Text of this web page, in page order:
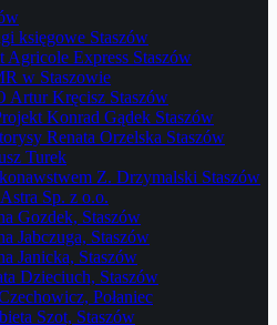
księgowe Staszów
Express Staszów
w Staszowie
Artur Kręcisz Staszów
Konrad Gądek Staszów
Renata Orzelska Staszów
Turek
Z. Drzymalski Staszów
Sp. z o.o.
Gozdek, Staszów
Jabczuga, Staszów
Janicka, Staszów
Dzieciuch, Staszów
Połaniec
Szot, Staszów